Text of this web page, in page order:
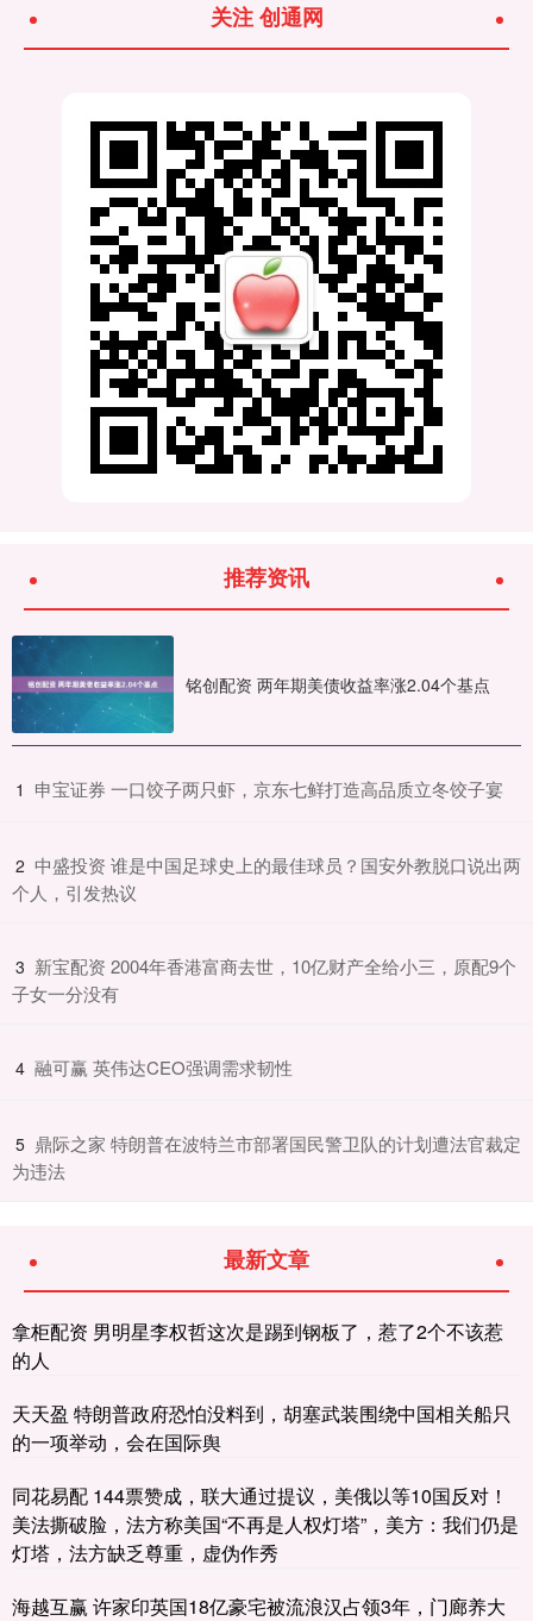
关注 创通网
推荐资讯
铭创配资 两年期美债收益率涨2.04个基点
1 ​申宝证券 一口饺子两只虾，京东七鲜打造高品质立冬饺子宴
2 ​中盛投资 谁是中国足球史上的最佳球员？国安外教脱口说出两
个人，引发热议
3 ​新宝配资 2004年香港富商去世，10亿财产全给小三，原配9个
子女一分没有
4 ​融可赢 英伟达CEO强调需求韧性
5 ​鼎际之家 特朗普在波特兰市部署国民警卫队的计划遭法官裁定
为违法
最新文章
拿柜配资 男明星李权哲这次是踢到钢板了，惹了2个不该惹
的人
天天盈 特朗普政府恐怕没料到，胡塞武装围绕中国相关船只
的一项举动，会在国际舆
同花易配 144票赞成，联大通过提议，美俄以等10国反对！
美法撕破脸，法方称美国“不再是人权灯塔”，美方：我们仍是
灯塔，法方缺乏尊重，虚伪作秀
海越互赢 许家印英国18亿豪宅被流浪汉占领3年，门廊养大